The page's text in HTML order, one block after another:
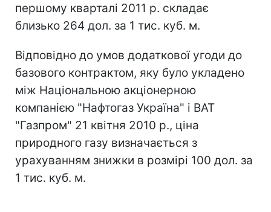
першому кварталі 2011 р. складає
близько 264 дол. за 1 тис. куб. м.
Відповідно до умов додаткової угоди до
базового контрактом, яку було укладено
між Національною акціонерною
компанією "Нафтогаз Україна" і ВАТ
"Газпром" 21 квітня 2010 р., ціна
природного газу визначається з
урахуванням знижки в розмірі 100 дол. за
1 тис. куб. м.